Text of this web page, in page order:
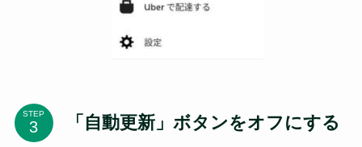
STEP 「自動更新」ボタンをオフにする